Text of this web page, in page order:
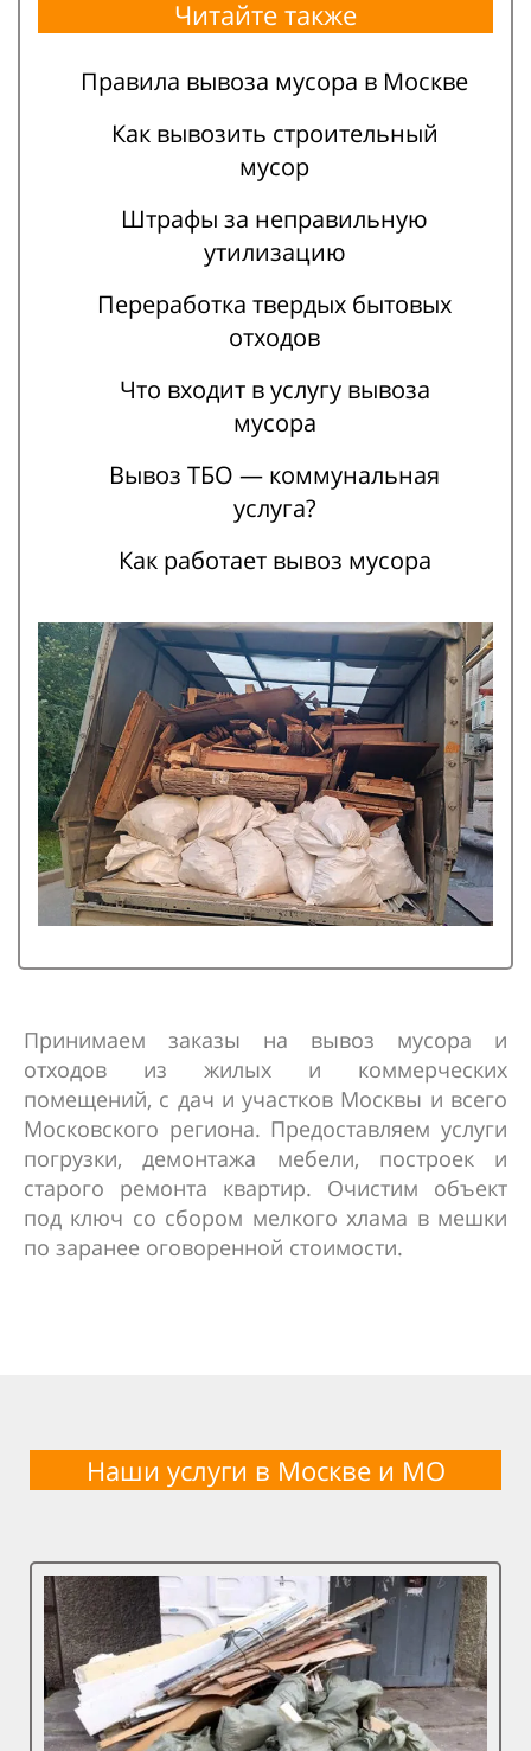
Читайте также
Правила вывоза мусора в Москве
Как вывозить строительный
мусор
Штрафы за неправильную
утилизацию
Переработка твердых бытовых
отходов
Что входит в услугу вывоза
мусора
Вывоз ТБО — коммунальная
услуга?
Как работает вывоз мусора
Принимаем заказы на вывоз мусора и
отходов из жилых и коммерческих
помещений, с дач и участков Москвы и всего
Московского региона. Предоставляем услуги
погрузки, демонтажа мебели, построек и
старого ремонта квартир. Очистим объект
под ключ со сбором мелкого хлама в мешки
по заранее оговоренной стоимости.
Наши услуги в Москве и МО